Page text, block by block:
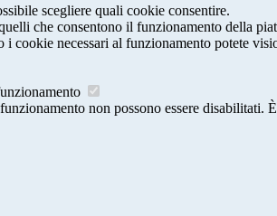
scegliere quali cookie consentire.
che consentono il funzionamento della
i cookie necessari al funzionamento potete
non possono essere